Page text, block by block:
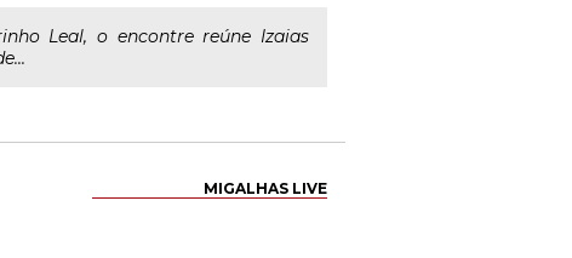
Leal, o encontre reúne Izaias
MIGALHAS LIVE